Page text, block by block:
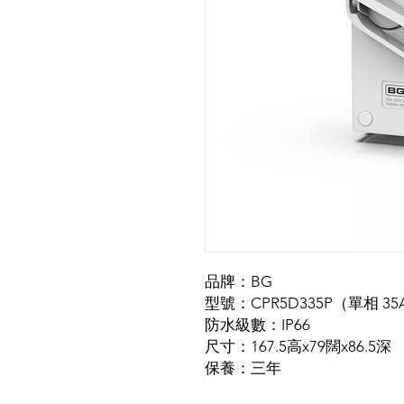
品牌：BG
型號：CPR5D335P（單相
防水級數：IP66
尺寸：167.5高x79闊x86.5深
保養：三年